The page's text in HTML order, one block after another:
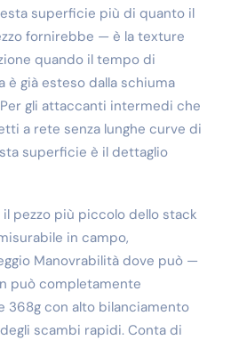
superficie più di quanto il
fornirebbe — è la texture
quando il tempo di
è già esteso dalla schiuma
gli attaccanti intermedi che
a rete senza lunghe curve di
superficie è il dettaglio
il pezzo più piccolo dello stack
in campo,
Manovrabilità dove può —
può completamente
368g con alto bilanciamento
scambi rapidi. Conta di